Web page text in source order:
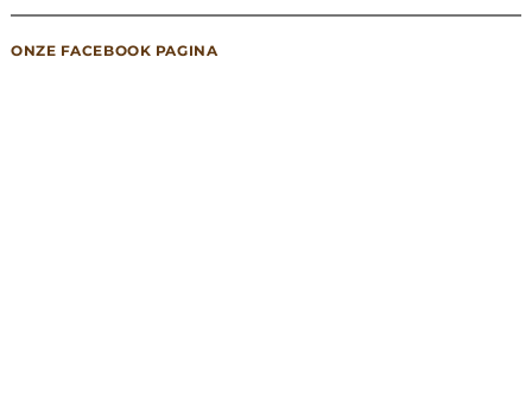
ONZE FACEBOOK PAGINA